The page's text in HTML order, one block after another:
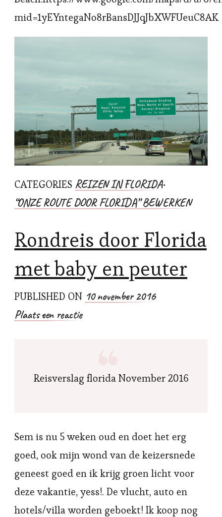
mid=1yEYntegaNo8rBansDJJqJbXWFUeuC8AK
CATEGORIES REIZEN IN FLORIDA•
“ONZE ROUTE DOOR FLORIDA” BEWERKEN
Rondreis door Florida
met baby en peuter
PUBLISHED ON 10 november 2016
Plaats een reactie
Reisverslag florida November 2016
Sem is nu 5 weken oud en doet het erg
goed, ook mijn wond van de keizersnede
geneest goed en ik krijg groen licht voor
deze vakantie, yess!. De vlucht, auto en
hotels/villa worden geboekt! Ik koop nog